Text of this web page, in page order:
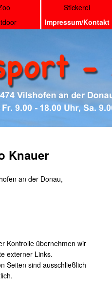
Stickerei
Impressum/Kontakt
Knauer
an der Donau,
Kontrolle übernehmen wir
externer Links.
Seiten sind ausschließlich